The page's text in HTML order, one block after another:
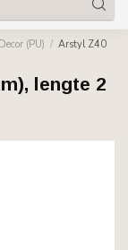
(PU) / Arstyl Z40
lengte 2